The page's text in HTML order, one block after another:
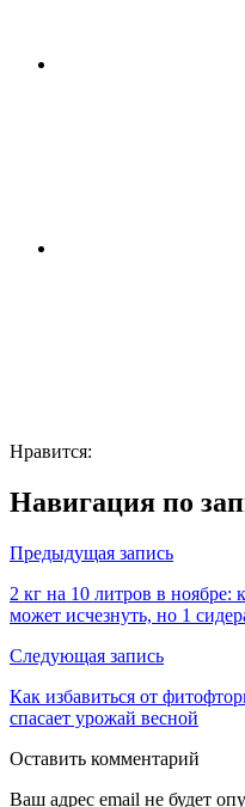
Нравится:
Навигация по
Предыдущая запись
2 кг на 10 литров в ноябре:
может исчезнуть, но 1
Следующая запись
Как избавиться от
спасает урожай весной
Оставить комментарий
Ваш адрес email не будет